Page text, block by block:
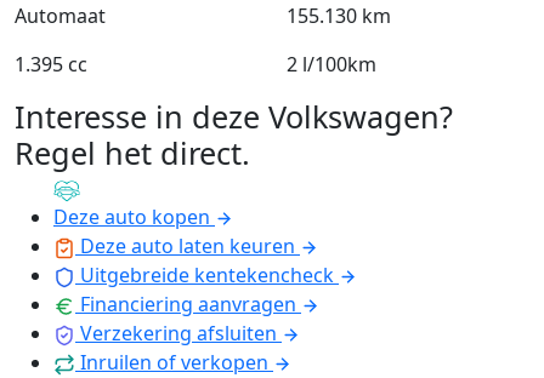
Automaat
155.130 km
1.395 cc
2 l/100km
Interesse in deze Volkswagen?
Regel het direct.
Deze auto kopen
Deze auto laten keuren
Uitgebreide kentekencheck
Financiering aanvragen
Verzekering afsluiten
Inruilen of verkopen